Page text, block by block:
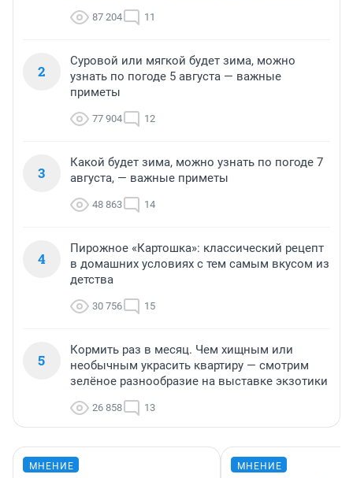
87 204 11
2
Суровой или мягкой будет зима, можно
узнать по погоде 5 августа — важные
приметы
77 904 12
3
Какой будет зима, можно узнать по погоде 7
августа, — важные приметы
48 863 14
4
Пирожное «Картошка»: классический рецепт
в домашних условиях с тем самым вкусом из
детства
30 756 15
5
Кормить раз в месяц. Чем хищным или
необычным украсить квартиру — смотрим
зелёное разнообразие на выставке экзотики
26 858 13
МНЕНИЕ МНЕНИЕ